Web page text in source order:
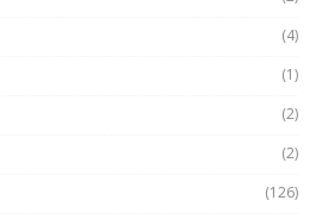
(4)
(1)
(2)
(2)
(126)